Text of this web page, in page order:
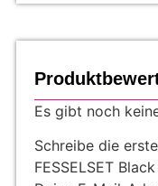
Es gibt noch
Schreibe die
FESSELSET